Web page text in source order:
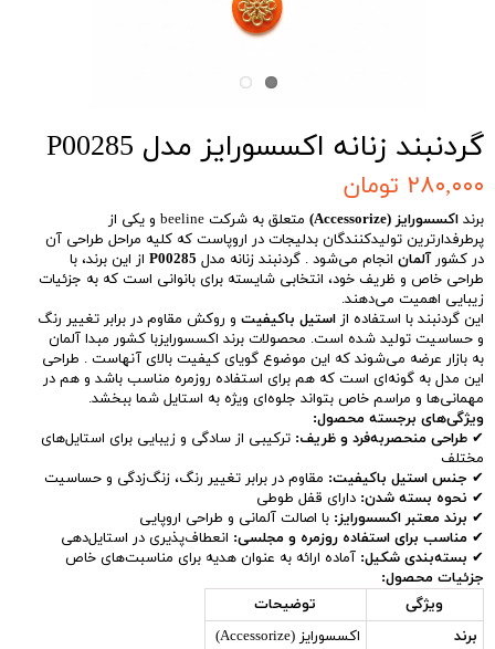
گردنبند زنانه اکسسورایز مدل P00285
۲۸۰,۰۰۰ تومان
برنداکسسورایز (Accessorize)
متعلق به شرکت beeline و یکی از
پرطرفدارترین تولیدکنندگان بدلیجات در اروپاست که کلیه مراحل طراحی آن
در کشورآلمان انجام می‌شود . گردنبند زنانه مدل P00285 از این برند، با
طراحی خاص و ظریف خود، انتخابی شایسته برای بانوانی است که به جزئیات
زیبایی اهمیت می‌دهند.
این گردنبند با استفاده ازاستیل باکیفیت و روکش مقاوم در برابر تغییر رنگ
و حساسیت تولید شده است. محصولات برند اکسسورایزبا کشور مبدا آلمان
به بازار عرضه می‌شوند که این موضوع گویای کیفیت بالای آنهاست . طراحی
این مدل به گونه‌ای است که هم برای استفاده روزمره مناسب باشد و هم در
مهمانی‌ها و مراسم خاص بتواند جلوه‌ای ویژه به استایل شما ببخشد.
ویژگی‌های برجسته محصول:
✔طراحی منحصربه‌فرد و ظریف: ترکیبی از سادگی و زیبایی برای استایل‌های
مختلف
✔ جنس استیل باکیفیت: مقاوم در برابر تغییر رنگ، زنگ‌زدگی و حساسیت
✔ نحوه بسته شدن: دارای قفل طوطی
✔ برند معتبر اکسسورایز: با اصالت آلمانی و طراحی اروپایی
✔مناسب برای استفاده روزمره و مجلسی: انعطاف‌پذیری در استایل‌دهی
✔ بسته‌بندی شکیل: آماده ارائه به عنوان هدیه برای مناسبت‌های خاص
جزئیات محصول:
ویژگی
توضیحات
برند
اکسسورایز (Accessorize)